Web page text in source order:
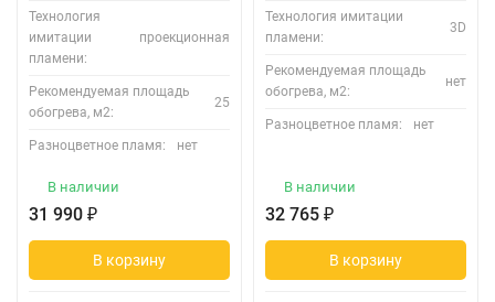
Технология
имитации
пламени:
проекционная
Рекомендуемая площадь
обогрева, м2:
25
Разноцветное пламя: нет
В наличии
31 990 ₽
В корзину
Технология имитации
пламени:
3D
Рекомендуемая площадь
обогрева, м2:
нет
Разноцветное пламя: нет
В наличии
32 765 ₽
В корзину